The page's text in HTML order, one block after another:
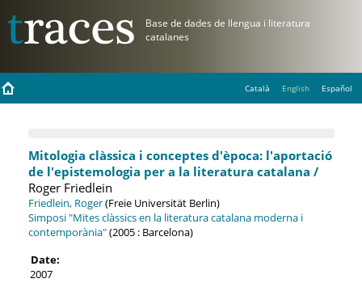
Català English Español
Mitologia clàssica i conceptes d'època: l'aportació
de l'epistemologia per a la literatura catalana /
Roger Friedlein
Friedlein, Roger(Freie Universität Berlin)
Simposi "Mites clàssics en la literatura catalana moderna i
contemporània"(2005 : Barcelona)
Date:
2007